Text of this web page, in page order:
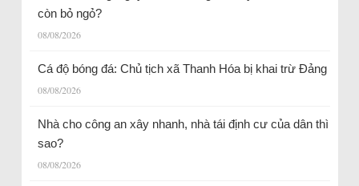
còn bỏ ngỏ?
08/08/2026
Cá độ bóng đá: Chủ tịch xã Thanh Hóa bị khai trừ Đảng
08/08/2026
Nhà cho công an xây nhanh, nhà tái định cư của dân thì
sao?
08/08/2026